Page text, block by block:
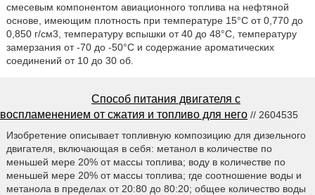
смесевым компонентом авиационного топлива на нефтяной
основе, имеющим плотность при температуре 15°C от 0,770 до
0,850 г/см3, температуру вспышки от 40 до 48°C, температуру
замерзания от -70 до -50°C и содержание ароматических
соединений от 10 до 30 об.
Способ питания двигателя с
воспламенением от сжатия и топливо для него // 2604535
Изобретение описывает топливную композицию для дизельного
двигателя, включающая в себя: метанол в количестве по
меньшей мере 20% от массы топлива; воду в количестве по
меньшей мере 20% от массы топлива; где соотношение воды и
метанола в пределах от 20:80 до 80:20; общее количество воды